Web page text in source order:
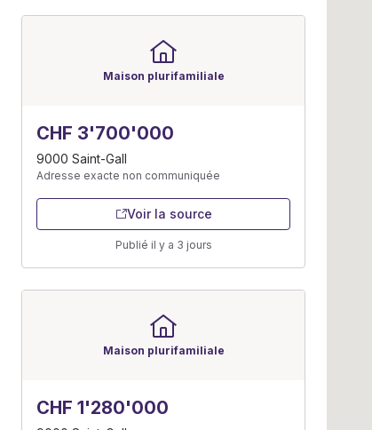
Maison plurifamiliale
CHF 3'700'000
9000 Saint-Gall
Adresse exacte non communiquée
Voir la source
Publié il y a 3 jours
Maison plurifamiliale
CHF 1'280'000